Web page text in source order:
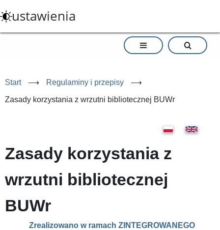
do
treści
ustawienia
Start ⟶ Regulaminy i przepisy ⟶
Zasady korzystania z wrzutni bibliotecznej BUWr
Zasady korzystania z
wrzutni bibliotecznej
BUWr
Zrealizowano w ramach ZINTEGROWANEGO